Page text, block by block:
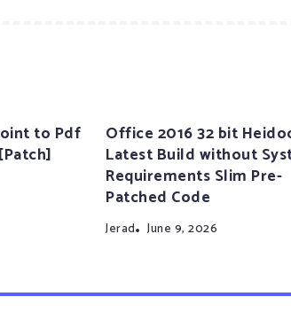
to Pdf
Office 2016 32 bit
Latest Build without
Requirements Slim Pre-
Patched Code
Jerad June 9, 2026